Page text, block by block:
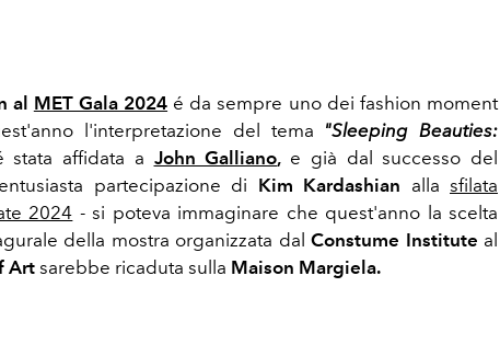
al MET Gala 2024 é da sempre uno dei fashion moment
l'interpretazione del tema "Sleeping Beauties:
stata affidata a John Galliano, e già dal successo del
partecipazione di Kim Kardashian alla sfilata
2024 - si poteva immaginare che quest'anno la scelta
della mostra organizzata dal Constume Institute al
Art sarebbe ricaduta sulla Maison Margiela.